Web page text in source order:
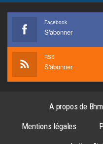
Facebook
S'abonner
RSS
S'abonner
A propos de
Mentions légales